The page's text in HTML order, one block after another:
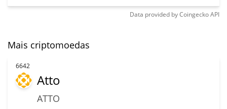
Data provided byCoingeckoAPI
Mais criptomoedas
6642
Atto
ATTO